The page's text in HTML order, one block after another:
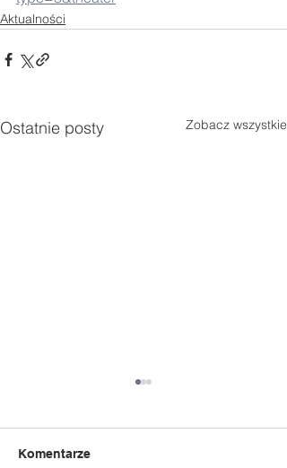
Aktualności
Ostatnie posty Zobacz wszystkie
Komentarze